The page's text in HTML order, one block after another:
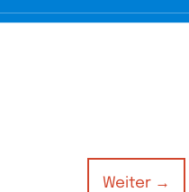
Weiter →